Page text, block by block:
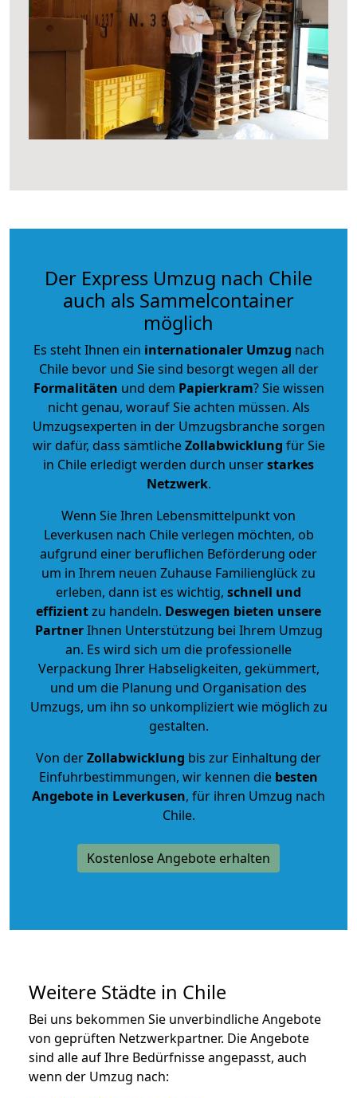
Der Express Umzug nach Chile
auch als Sammelcontainer
möglich
Es steht Ihnen ein internationaler Umzug nach
Chile bevor und Sie sind besorgt wegen all der
Formalitäten und dem Papierkram? Sie wissen
nicht genau, worauf Sie achten müssen. Als
Umzugsexperten in der Umzugsbranche sorgen
wir dafür, dass sämtlicheZollabwicklung für Sie
in Chile erledigt werden durch unserstarkes
Netzwerk.
Wenn Sie Ihren Lebensmittelpunkt von
Leverkusen nach Chile verlegen möchten, ob
aufgrund einer beruflichen Beförderung oder
um in Ihrem neuen Zuhause Familienglück zu
erleben, dann ist es wichtig, schnell und
effizientzu handeln. Deswegen bieten unsere
PartnerIhnen Unterstützung bei Ihrem Umzug
an. Es wird sich um die professionelle
Verpackung Ihrer Habseligkeiten, gekümmert,
und um die Planung und Organisation des
Umzugs, um ihn so unkompliziert wie möglich zu
gestalten.
Von derZollabwicklung bis zur Einhaltung der
Einfuhrbestimmungen, wir kennen die besten
Angebote in Leverkusen, für ihren Umzug nach
Chile.
Kostenlose Angebote erhalten
Weitere Städte in Chile
Bei uns bekommen Sie unverbindliche Angebote
von geprüften Netzwerkpartner. Die Angebote
sind alle auf Ihre Bedürfnisse angepasst, auch
wenn der Umzug nach: